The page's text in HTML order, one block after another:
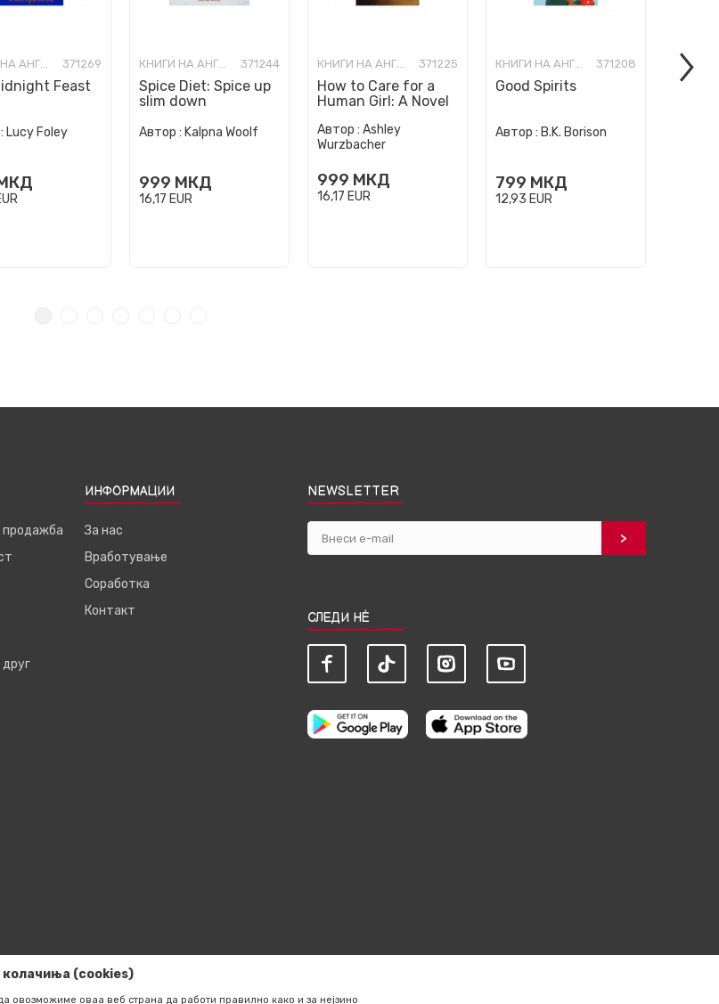
КНИГИ НА АНГЛИСКИ ЈАЗИК 371269
Feast
Lucy Foley
КНИГИ НА АНГЛИСКИ ЈАЗИК 371244
Spice Diet: Spice up
slim down
Автор : Kalpna Woolf
999 МКД
16,17 EUR
КНИГИ НА АНГЛИСКИ ЈАЗИК 371225
How to Care for a
Human Girl: A Novel
Автор : Ashley
Wurzbacher
999 МКД
16,17 EUR
КНИГИ НА АНГЛИСКИ ЈАЗИК 371208
Good Spirits
Автор : B.K. Borison
799 МКД
12,93 EUR
продажба
ИНФОРМАЦИИ
За нас
Вработување
Соработка
Контакт
NEWSLETTER
СЛЕДИ НЀ
колачиња (cookies)
овозможиме оваа веб страна да работи правилно како и за нејзино